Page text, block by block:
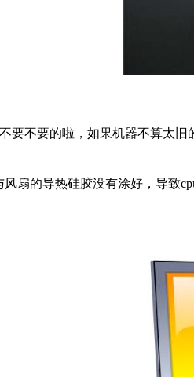
要不要的啦，如果机器不算太
风扇的导热硅胶没有涂好，导致